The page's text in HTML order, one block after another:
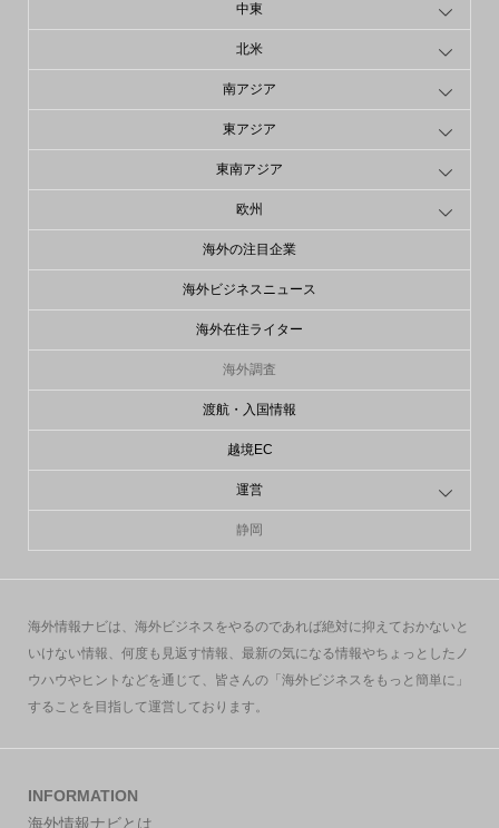
中東
北米
南アジア
東アジア
東南アジア
欧州
海外の注目企業
海外ビジネスニュース
海外在住ライター
海外調査
渡航・入国情報
越境EC
運営
静岡
海外情報ナビは、海外ビジネスをやるのであれば絶対に抑えておかないと
いけない情報、何度も見返す情報、最新の気になる情報やちょっとしたノ
ウハウやヒントなどを通じて、皆さんの「海外ビジネスをもっと簡単に」
することを目指して運営しております。
INFORMATION
海外情報ナビとは